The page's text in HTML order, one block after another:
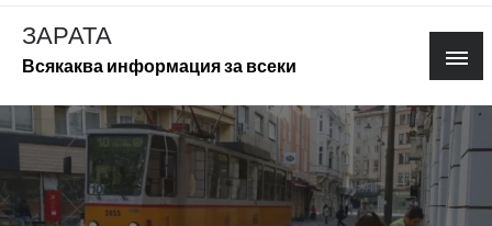
Skip
content
ЗАРАТА
Всякаква информация за всеки